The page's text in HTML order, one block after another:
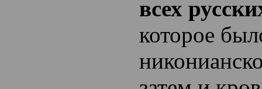
всех
которое